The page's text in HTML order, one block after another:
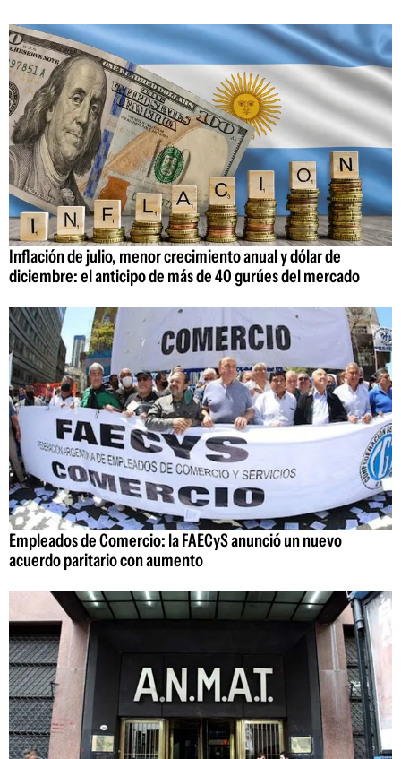
Inflación de julio, menor crecimiento anual y dólar de
diciembre: el anticipo de más de 40 gurúes del mercado
Empleados de Comercio: la FAECyS anunció un nuevo
acuerdo paritario con aumento